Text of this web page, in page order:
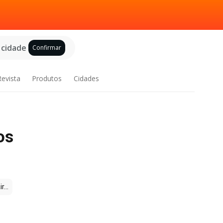
Confirmar
Produtos Cidades